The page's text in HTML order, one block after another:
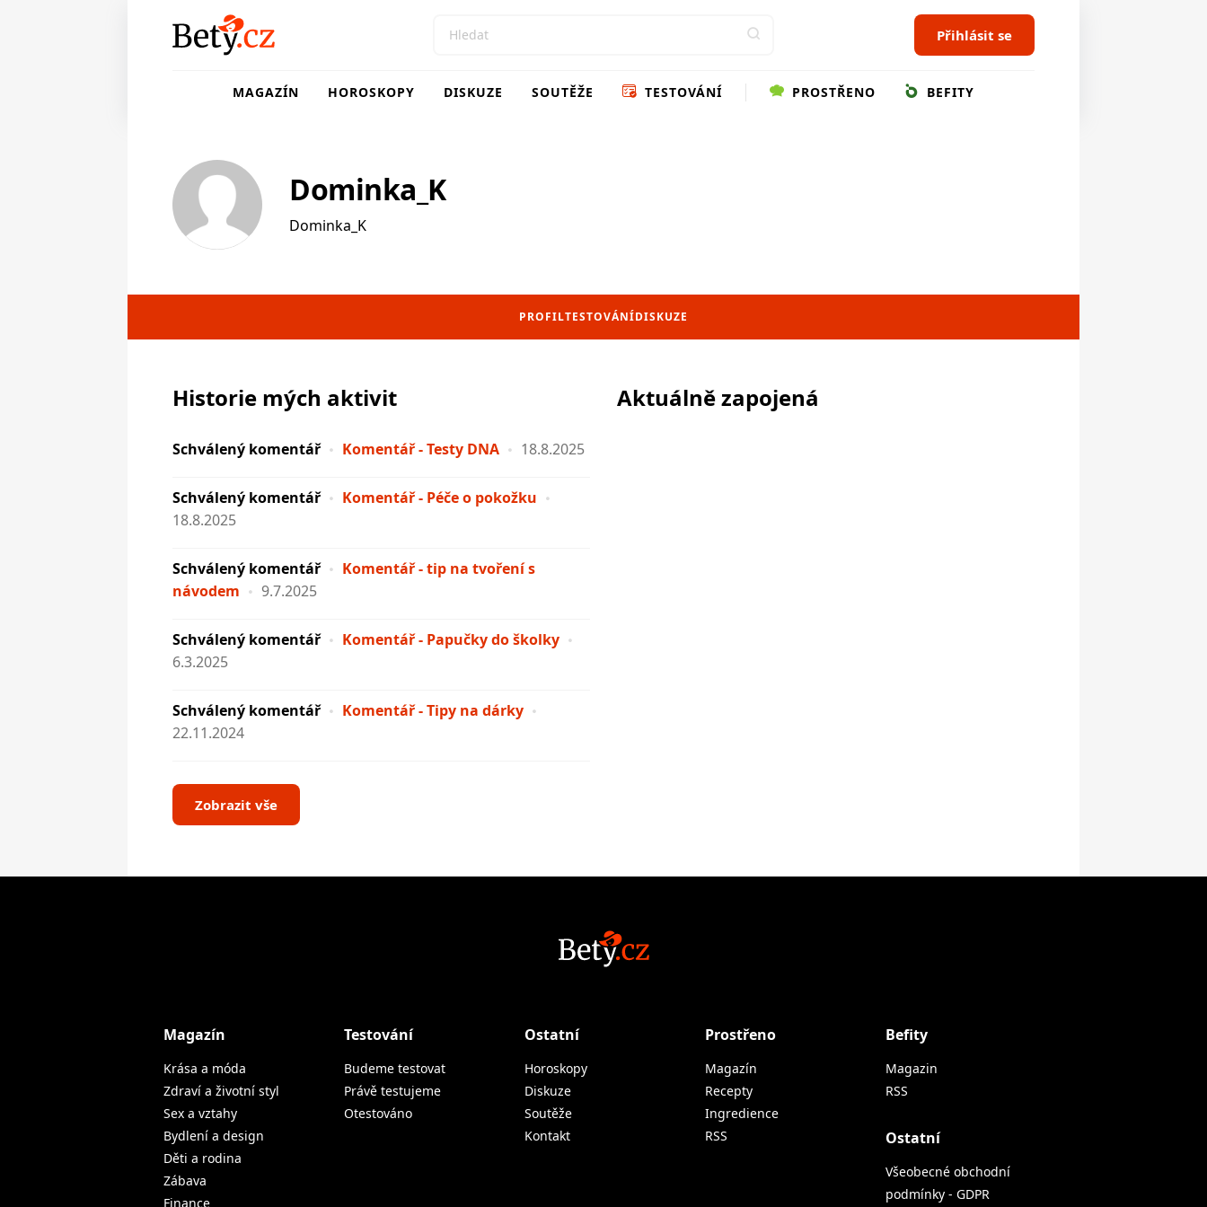
Přihlásit se
MAGAZÍN HOROSKOPY DISKUZE SOUTĚŽE TESTOVÁNÍ PROSTŘENO BEFITY
Dominka_K
Dominka_K
PROFILTESTOVÁNÍDISKUZE
Historie mých aktivit
Schválený komentář Komentář - Testy DNA 18.8.2025
Schválený komentář
Komentář - Péče o pokožku
18.8.2025
Schválený komentář
Komentář - tip na tvoření s
návodem
9.7.2025
Schválený komentář
Komentář - Papučky do školky
6.3.2025
Schválený komentář
Komentář - Tipy na dárky
22.11.2024
Zobrazit vše
Aktuálně zapojená
Magazín
Krása a móda
Zdraví a životní styl
Sex a vztahy
Bydlení a design
Děti a rodina
Zábava
Finance
Testování
Budeme testovat
Právě testujeme
Otestováno
Ostatní
Horoskopy
Diskuze
Soutěže
Kontakt
Prostřeno
Magazín
Recepty
Ingredience
RSS
Befity
Magazin
RSS
Ostatní
Všeobecné obchodní
podmínky - GDPR